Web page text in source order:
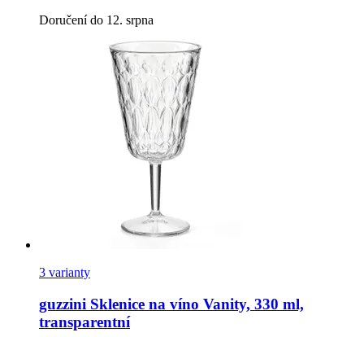
Doručení do 12. srpna
3 varianty
guzzini Sklenice na víno Vanity, 330 ml,
transparentní